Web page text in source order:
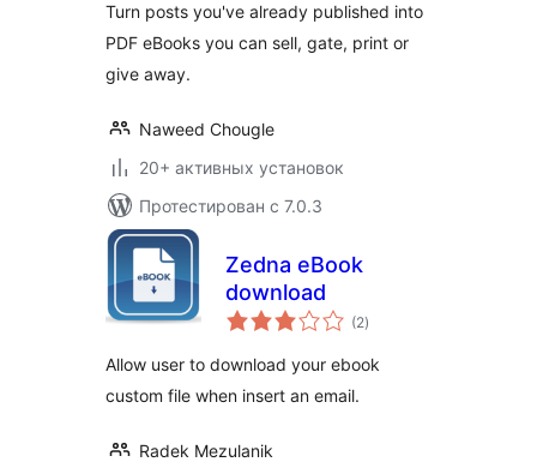
Turn posts you've already published into
PDF eBooks you can sell, gate, print or
give away.
Naweed Chougle
20+ активных установок
Протестирован с 7.0.3
Zedna eBook
download
(2общий
рейтинг
)
Allow user to download your ebook
custom file when insert an email.
Radek Mezulanik